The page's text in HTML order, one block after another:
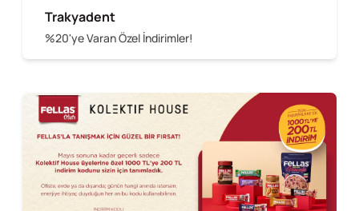
Trakyadent
%20'ye Varan Özel İndirimler!